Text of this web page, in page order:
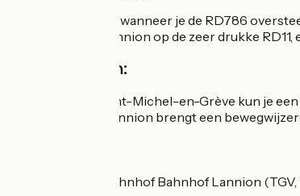
Wees voorzichtig wanneer je de RD786
ten zuiden van Lannion op de zeer drukke
Aansluitingen:
Na het dorpje Saint-Michel-en-Grève kun je
Ten zuiden van Lannion brengt een
Nächster Bahnhof Bahnhof Lannion